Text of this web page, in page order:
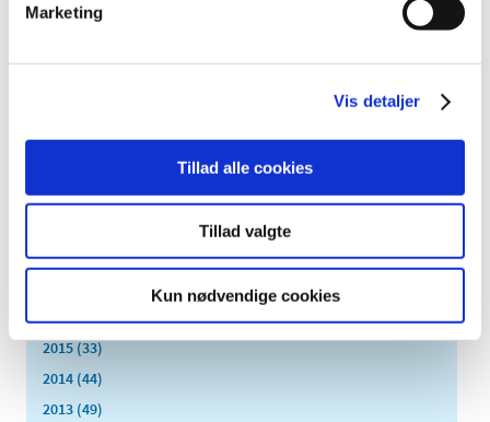
Marketing
Vis detaljer
Tillad alle cookies
Tillad valgte
Kun nødvendige cookies
december (14)
oktober (13)
juli (15)
maj (10)
marts (9)
januar (17)
2015 (33)
2014 (44)
2013 (49)